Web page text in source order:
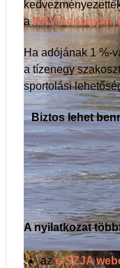
Vízisport
aNAV honlapján,
Ha adójának 1 %-
a tízenegy
sportolási
Biztos lehet
A nyilatkozat
aze-SZJA